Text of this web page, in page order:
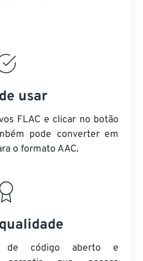
usar
FLAC e clicar no botão
pode converter em
o formato AAC.
de código aberto e